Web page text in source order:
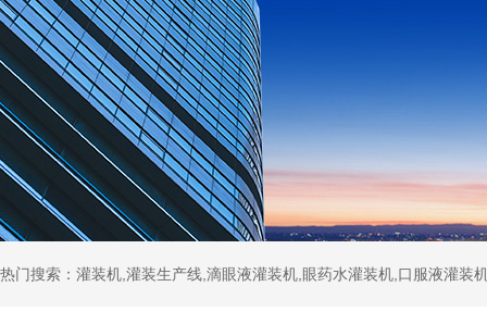
热门搜索：灌装机,灌装生产线,滴眼液灌装机,眼药水灌装机,口服液灌装